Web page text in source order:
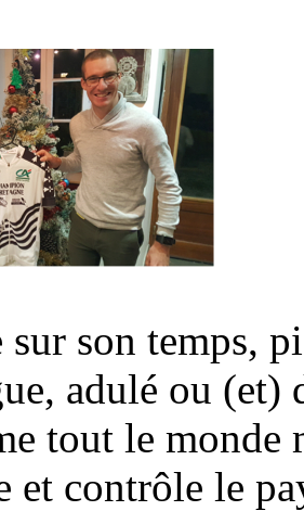
sur son temps,
adulé ou (et)
tout le monde
et contrôle le